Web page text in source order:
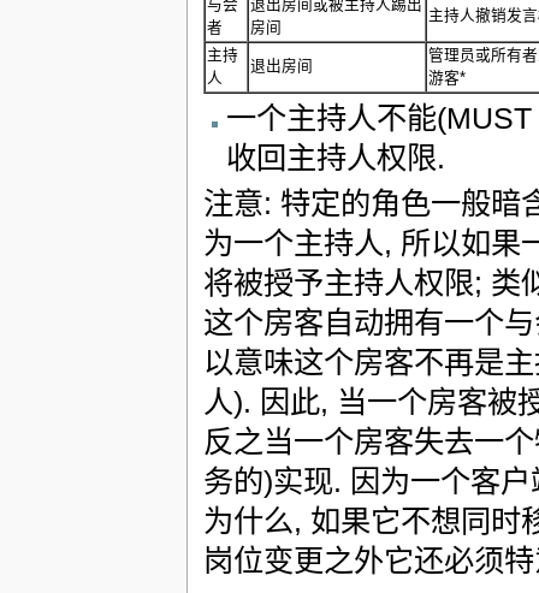
与会
者
退出房间或被主持人踢出
房间
主持人撤销发
主持
人
退出房间
管理员或所有
游客*
一个主持人不能
收回主持人权限.
注意: 特定的角色一般暗
为一个主持人, 所以如果
将被授予主持人权限; 类
这个房客自动拥有一个
以意味这个房客不再是
人). 因此, 当一个房客被
反之当一个房客失去一
务的)实现. 因为一个客
为什么, 如果它不想同时
岗位变更之外它还必须